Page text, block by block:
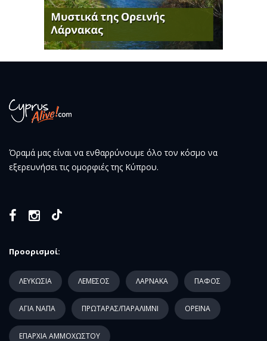
Όραμά μας είναι να ενθαρρύνουμε όλο τον κόσμο να
εξερευνήσει τις ομορφιές της Κύπρου.
Προορισμοί:
ΛΕΥΚΩΣΙΑ ΛΕΜΕΣΟΣ ΛΑΡΝΑΚΑ ΠΑΦΟΣ
ΑΓΙΑ ΝΑΠΑ ΠΡΩΤΑΡΑΣ/ΠΑΡΑΛΙΜΝΙ ΟΡΕΙΝΑ
ΕΠΑΡΧΙΑ ΑΜΜΟΧΩΣΤΟΥ